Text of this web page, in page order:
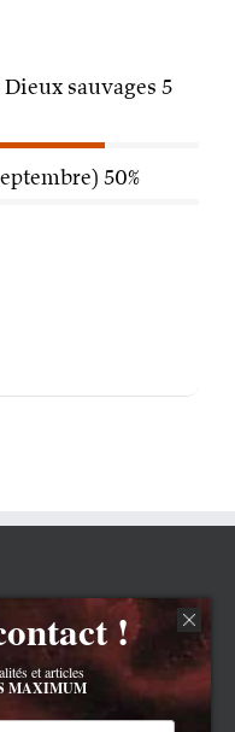
sauvages 5
50%
!
et articles
MAXIMUM